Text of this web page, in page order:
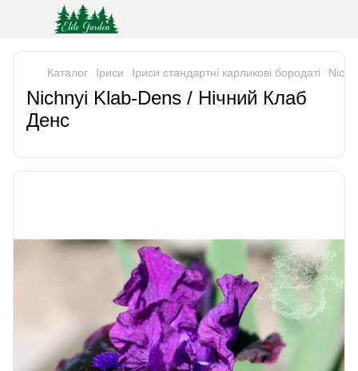
Каталог Iриси Іриси стандартні карликові бородаті
Nichnyi Klab-Dens / Нічний Клаб
Денс